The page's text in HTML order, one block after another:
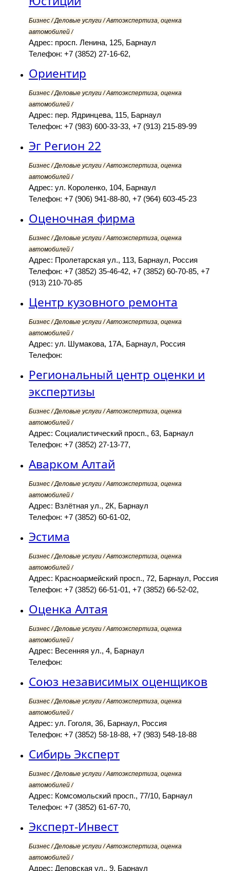
Бизнес / Деловые услуги / Автоэкспертиза, оценка
автомобилей /
Адрес: просп. Ленина, 125, Барнаул
Телефон: +7 (3852) 27-16-62,
Ориентир
Бизнес / Деловые услуги / Автоэкспертиза, оценка
автомобилей /
Адрес: пер. Ядринцева, 115, Барнаул
Телефон: +7 (983) 600-33-33, +7 (913) 215-89-99
Эг Регион 22
Бизнес / Деловые услуги / Автоэкспертиза, оценка
автомобилей /
Адрес: ул. Короленко, 104, Барнаул
Телефон: +7 (906) 941-88-80, +7 (964) 603-45-23
Оценочная фирма
Бизнес / Деловые услуги / Автоэкспертиза, оценка
автомобилей /
Адрес: Пролетарская ул., 113, Барнаул, Россия
Телефон: +7 (3852) 35-46-42, +7 (3852) 60-70-85, +7
(913) 210-70-85
Центр кузовного ремонта
Бизнес / Деловые услуги / Автоэкспертиза, оценка
автомобилей /
Адрес: ул. Шумакова, 17А, Барнаул, Россия
Телефон:
Региональный центр оценки и
экспертизы
Бизнес / Деловые услуги / Автоэкспертиза, оценка
автомобилей /
Адрес: Социалистический просп., 63, Барнаул
Телефон: +7 (3852) 27-13-77,
Аварком Алтай
Бизнес / Деловые услуги / Автоэкспертиза, оценка
автомобилей /
Адрес: Взлётная ул., 2К, Барнаул
Телефон: +7 (3852) 60-61-02,
Эстима
Бизнес / Деловые услуги / Автоэкспертиза, оценка
автомобилей /
Адрес: Красноармейский просп., 72, Барнаул, Россия
Телефон: +7 (3852) 66-51-01, +7 (3852) 66-52-02,
Оценка Алтая
Бизнес / Деловые услуги / Автоэкспертиза, оценка
автомобилей /
Адрес: Весенняя ул., 4, Барнаул
Телефон:
Союз независимых оценщиков
Бизнес / Деловые услуги / Автоэкспертиза, оценка
автомобилей /
Адрес: ул. Гоголя, 36, Барнаул, Россия
Телефон: +7 (3852) 58-18-88, +7 (983) 548-18-88
Сибирь Эксперт
Бизнес / Деловые услуги / Автоэкспертиза, оценка
автомобилей /
Адрес: Комсомольский просп., 77/10, Барнаул
Телефон: +7 (3852) 61-67-70,
Эксперт-Инвест
Бизнес / Деловые услуги / Автоэкспертиза, оценка
автомобилей /
Адрес: Деповская ул., 9, Барнаул